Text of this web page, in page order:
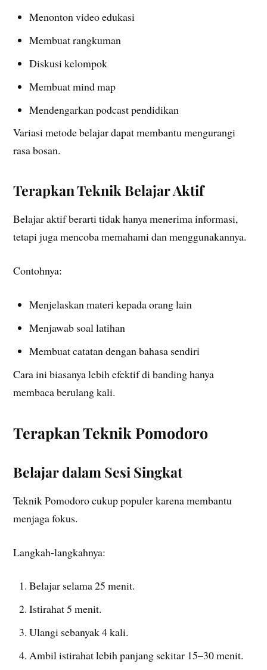
Menonton video edukasi
Membuat rangkuman
Diskusi kelompok
Membuat mind map
Mendengarkan podcast pendidikan
Variasi metode belajar dapat membantu mengurangi
rasa bosan.
Terapkan Teknik Belajar Aktif
Belajar aktif berarti tidak hanya menerima informasi,
tetapi juga mencoba memahami dan menggunakannya.
Contohnya:
Menjelaskan materi kepada orang lain
Menjawab soal latihan
Membuat catatan dengan bahasa sendiri
Cara ini biasanya lebih efektif di banding hanya
membaca berulang kali.
Terapkan Teknik Pomodoro
Belajar dalam Sesi Singkat
Teknik Pomodoro cukup populer karena membantu
menjaga fokus.
Langkah-langkahnya:
Belajar selama 25 menit.
Istirahat 5 menit.
Ulangi sebanyak 4 kali.
Ambil istirahat lebih panjang sekitar 15–30 menit.